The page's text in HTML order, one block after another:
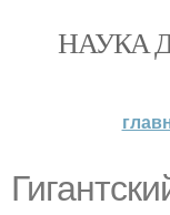
НАУКА